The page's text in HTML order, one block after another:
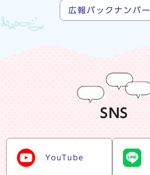
広報バックナンバー
SNS
snsリスト
YouTube